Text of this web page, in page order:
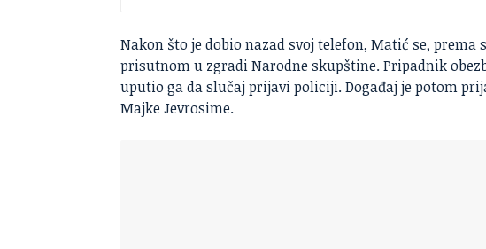
Nakon što je dobio nazad svoj telefon, Matić se, prema
prisutnom u zgradi Narodne skupštine. Pripadnik
uputio ga da slučaj prijavi policiji. Događaj je potom
Majke Jevrosime.